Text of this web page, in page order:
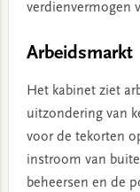
verdienvermogen
Arbeidsmarkt
Het kabinet ziet
uitzondering van
voor de tekorten
instroom van
beheersen en de